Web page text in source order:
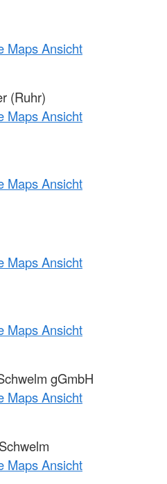
Maps Ansicht
(Ruhr)
Maps Ansicht
Maps Ansicht
Maps Ansicht
Maps Ansicht
gGmbH
Maps Ansicht
Maps Ansicht